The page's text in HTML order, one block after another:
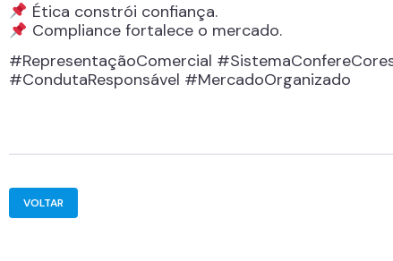
Ética constrói confiança.
Compliance fortalece o mercado.
#RepresentaçãoComercial
#CondutaResponsável #MercadoOrganizado
VOLTAR